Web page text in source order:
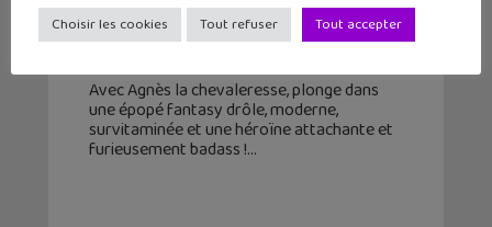
Chevaleresse (tome 1)
Avec Agnès la chevaleresse, plonge dans
une épopé fantasy drôle, moderne,
survitaminée et une héroïne attachante et
furieusement badass !
Choisir les cookies Tout refuser Tout accepter